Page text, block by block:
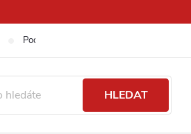
Podmínky ochrany osobních údajů
HLEDAT